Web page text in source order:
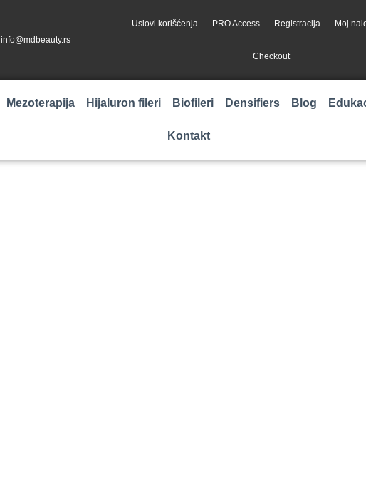
info@mdbeauty.rs
Uslovi korišćenja PRO Access Registracija Moj
Checkout
Mezoterapija Hijaluron fileri Biofileri Densifiers Blog
Kontakt